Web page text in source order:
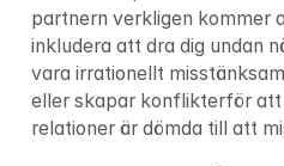
partnern verkligen kommer
inkludera att dra dig undan
vara irrationellt
eller skapar konflikterför
relationer är dömda till att